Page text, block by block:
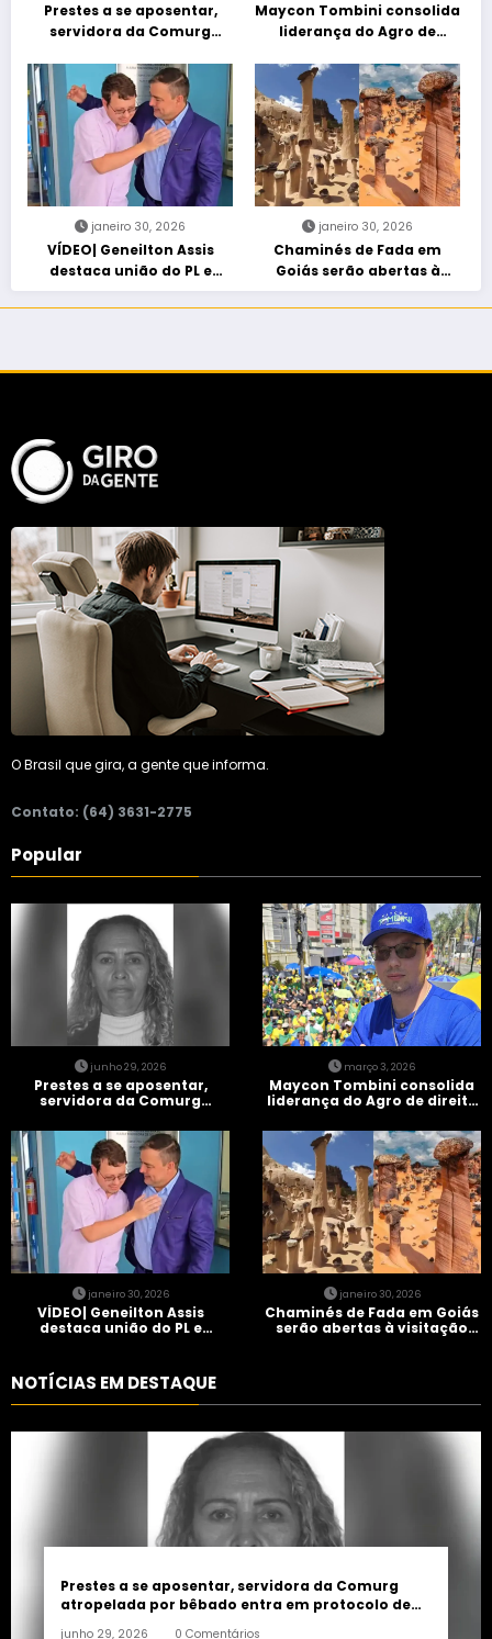
Prestes a se aposentar,
servidora da Comurg
entra em protocolo de
morte encefálica
Maycon Tombini consolida
liderança do Agro de
“Acorda Brasil” em Goiânia
janeiro 30, 2026
VÍDEO| Geneilton Assis
destaca união do PL e
consolidação de apoio a
Maycon Tombini em Jataí
janeiro 30, 2026
Chaminés de Fada em
Goiás serão abertas à
visitação controlada
O Brasil que gira, a gente que informa.
Contato: (64) 3631-2775
Popular
junho 29, 2026
Prestes a se aposentar,
servidora da Comurg
entra em protocolo de
morte encefálica
março 3, 2026
Maycon Tombini consolida
liderança do Agro de direita
Brasil” em Goiânia
janeiro 30, 2026
VÍDEO| Geneilton Assis
destaca união do PL e
janeiro 30, 2026
Chaminés de Fada em Goiás
serão abertas à visitação
NOTÍCIAS EM DESTAQUE
Prestes a se aposentar, servidora da Comurg
atropelada por bêbado entra em protocolo de
junho 29, 2026 0 Comentários